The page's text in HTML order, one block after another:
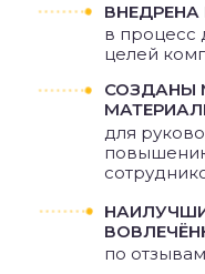
СОЗДАНЫ
по
для
в процесс
целей